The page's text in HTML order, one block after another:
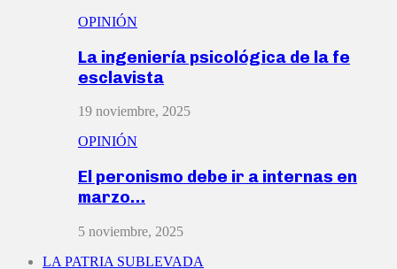
OPINIÓN
La ingeniería psicológica de la fe
esclavista
19 noviembre, 2025
OPINIÓN
El peronismo debe ir a internas en
marzo…
5 noviembre, 2025
LA PATRIA SUBLEVADA